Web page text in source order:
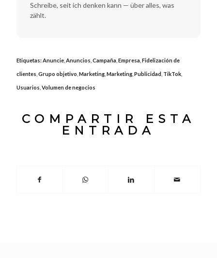
Schreibe, seit ich denken kann — über alles, was
zählt.
Etiquetas:Anuncie, Anuncios Campaña, Empresa, Fidelización de
clientes Grupo objetivo Marketing, Marketing, Publicidad, TikTok,
Usuarios Volumen de negocios
COMPARTIR ESTA
ENTRADA